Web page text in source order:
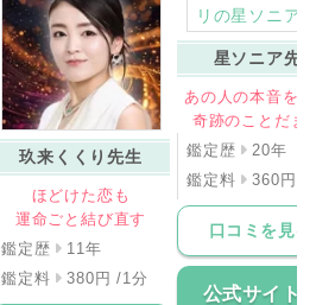
玖来くくり先生
ほどけた恋も
運命ごと結び直す
鑑定歴
11年
鑑定料
380円 /1分
星ソニア先
あの人の本音を
奇跡のことだま
鑑定歴
20年
鑑定料
360円 /
口コミを見る
公式サイト